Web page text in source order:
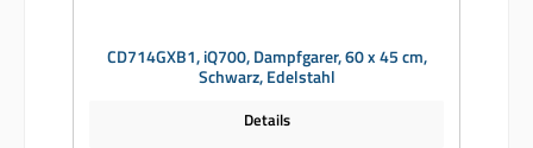
CD714GXB1, iQ700, Dampfgarer, 60 x 45 cm,
Schwarz, Edelstahl
Details